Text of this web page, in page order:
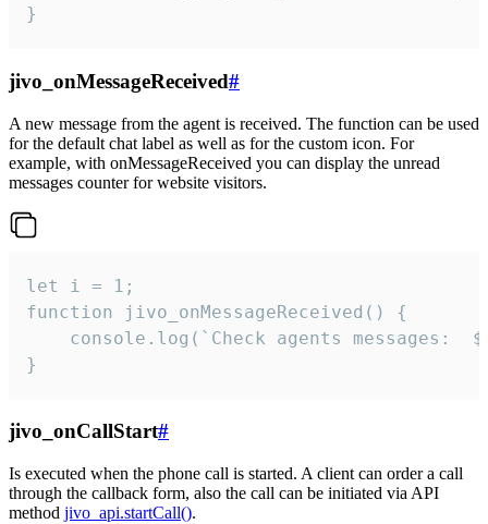
}
jivo_onMessageReceived#
A new message from the agent is received. The function can be used
for the default chat label as well as for the custom icon. For
example, with onMessageReceived you can display the unread
messages counter for website visitors.
let i = 1;
function jivo_onMessageReceived() {
}
jivo_onCallStart#
Is executed when the phone call is started. A client can order a call
through the callback form, also the call can be initiated via API
method jivo_api.startCall().